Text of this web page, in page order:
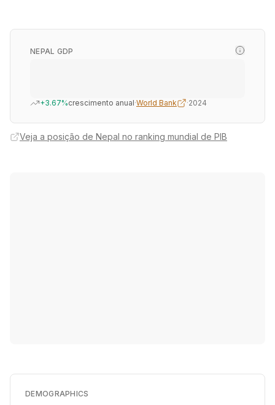
NEPAL GDP
+3.67%crescimento anual·World Bank ·2024
Veja a posição de Nepal no ranking mundial de PIB
DEMOGRAPHICS